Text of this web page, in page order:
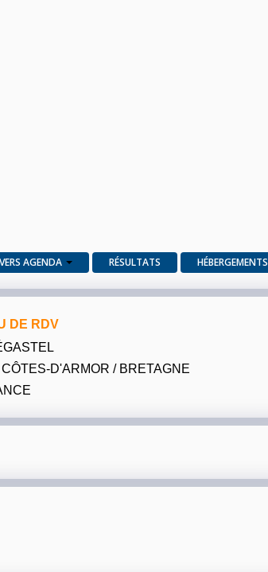
AGENDA RÉSULTATS HÉBERGEMENTS
DE RDV
CÔTES-D'ARMOR / BRETAGNE